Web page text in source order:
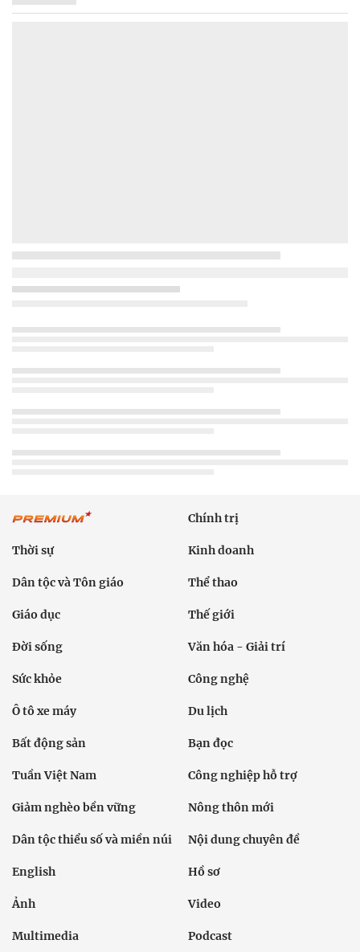
Chính trị
Thời sự Kinh doanh
Dân tộc và Tôn giáo Thể thao
Giáo dục Thế giới
Đời sống Văn hóa - Giải trí
Sức khỏe Công nghệ
Ô tô xe máy Du lịch
Bất động sản Bạn đọc
Tuần Việt Nam Công nghiệp hỗ trợ
Giảm nghèo bền vững Nông thôn mới
Dân tộc thiểu số và miền núi Nội dung chuyên đề
English Hồ sơ
Ảnh Video
Multimedia Podcast